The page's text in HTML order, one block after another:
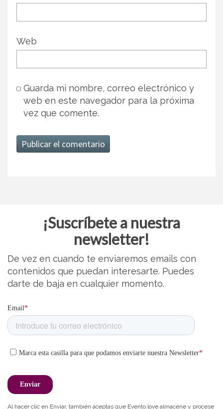
Web
Guarda mi nombre, correo electrónico y
web en este navegador para la próxima
vez que comente.
¡Suscríbete a nuestra
newsletter!
De vez en cuando te enviaremos emails con
contenidos que puedan interesarte. Puedes
darte de baja en cualquier momento.
Al hacer clic en Enviar, también aceptas que Evento.love almacene y procese